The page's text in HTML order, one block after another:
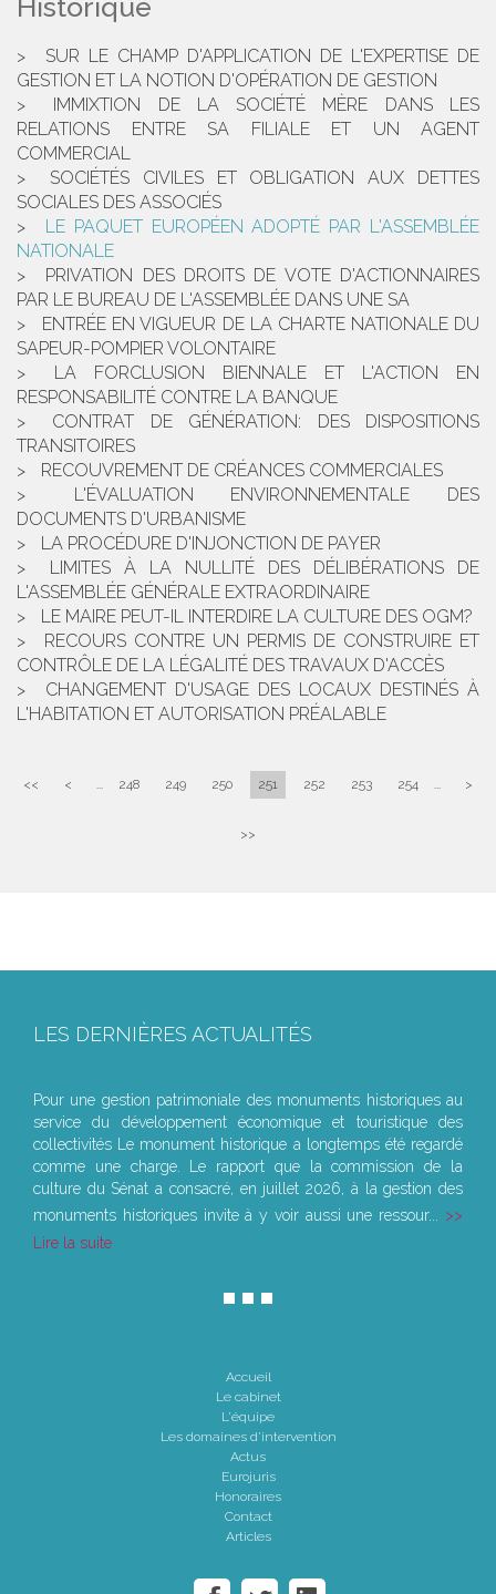
Historique
SUR LE CHAMP D'APPLICATION DE L'EXPERTISE DE
GESTION ET LA NOTION D'OPÉRATION DE GESTION
IMMIXTION DE LA SOCIÉTÉ MÈRE DANS LES
RELATIONS ENTRE SA FILIALE ET UN AGENT
COMMERCIAL
SOCIÉTÉS CIVILES ET OBLIGATION AUX DETTES
SOCIALES DES ASSOCIÉS
LE PAQUET EUROPÉEN ADOPTÉ PAR L'ASSEMBLÉE
NATIONALE
PRIVATION DES DROITS DE VOTE D'ACTIONNAIRES
PAR LE BUREAU DE L'ASSEMBLÉE DANS UNE SA
ENTRÉE EN VIGUEUR DE LA CHARTE NATIONALE DU
SAPEUR-POMPIER VOLONTAIRE
LA FORCLUSION BIENNALE ET L'ACTION EN
RESPONSABILITÉ CONTRE LA BANQUE
CONTRAT DE GÉNÉRATION: DES DISPOSITIONS
TRANSITOIRES
RECOUVREMENT DE CRÉANCES COMMERCIALES
L'ÉVALUATION ENVIRONNEMENTALE DES
DOCUMENTS D'URBANISME
LA PROCÉDURE D'INJONCTION DE PAYER
LIMITES À LA NULLITÉ DES DÉLIBÉRATIONS DE
L'ASSEMBLÉE GÉNÉRALE EXTRAORDINAIRE
LE MAIRE PEUT-IL INTERDIRE LA CULTURE DES OGM?
RECOURS CONTRE UN PERMIS DE CONSTRUIRE ET
CONTRÔLE DE LA LÉGALITÉ DES TRAVAUX D'ACCÈS
CHANGEMENT D'USAGE DES LOCAUX DESTINÉS À
L'HABITATION ET AUTORISATION PRÉALABLE
<< < ... 248 249 250 251 252 253 254 ... >
>>
LES DERNIÈRES ACTUALITÉS
Pour une gestion patrimoniale des monuments historiques au
service du développement économique et touristique des
collectivités Le monument historique a longtemps été regardé
comme une charge. Le rapport que la commission de la
culture du Sénat a consacré, en juillet 2026, à la gestion des
monuments historiques invite à y voir aussi une ressour...
Lire la suite
Accueil
Le cabinet
L'équipe
Les domaines d'intervention
Actus
Eurojuris
Honoraires
Contact
Articles